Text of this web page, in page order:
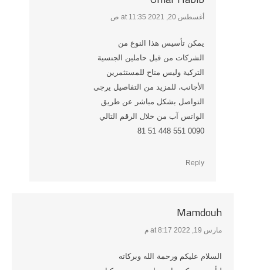
says:
أغسطس 20, 2021 at 11:35 ص
يمكن تأسيس هذا النوع من
الشركات من قبل حاملين الجنسية
التركية وليس متاح للمستثمرين
الأجانب، للمزيد من التفاصيل يرجى
التواصل بشكل مباشر عن طريق
الواتس آب من خلال الرقم التالي
0090 551 448 51 81
Reply
Mamdouh
says:
مارس 19, 2022 at 8:17 م
السلام عليكم ورحمة الله وبركاته